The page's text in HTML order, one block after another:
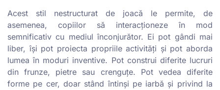
Acest stil nestructurat de joacă le permite, de
asemenea, copiilor să interacționeze în mod
semnificativ cu mediul înconjurător. Ei pot gândi mai
liber, își pot proiecta propriile activități și pot aborda
lumea în moduri inventive. Pot construi diferite lucruri
din frunze, pietre sau crenguțe. Pot vedea diferite
forme pe cer, doar stând întinși pe iarbă și privind la